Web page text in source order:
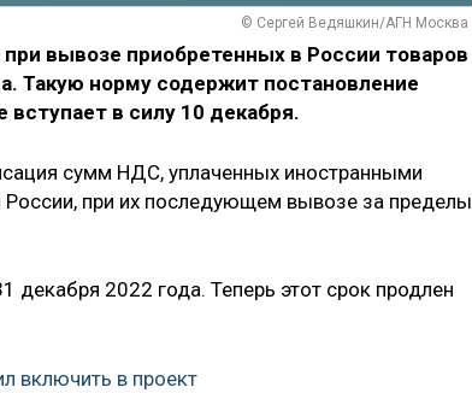
© Сергей Ведяшкин/АГН Москва
вывозе приобретенных в России товаров
Такую норму содержит постановление
в силу 10 декабря.
сумм НДС, уплаченных иностранными
России, при их последующем вывозе за пределы
декабря 2022 года. Теперь этот срок продлен
включить в проект